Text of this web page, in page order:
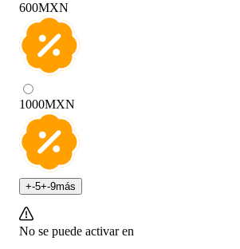
600MXN
1000MXN
+-5+-9más
No se puede activar en